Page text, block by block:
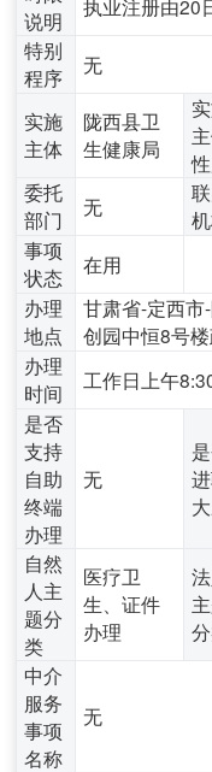
说明
执业注册由20
特别
程序
无
实施
主体
陇西县卫
生健康局
委托
部门
无
事项
状态
在用
办理
地点
甘肃省-定西市
创园中恒8号楼
办理
时间
工作日上午
是否
支持
自助
终端
办理
无
自然
人主
题分
类
医疗卫
生、证件
办理
中介
服务
事项
名称
无